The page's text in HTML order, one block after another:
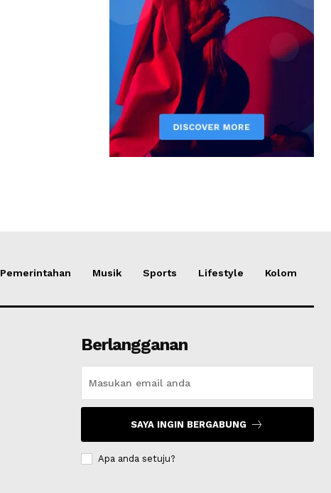
Pemerintahan Musik Sports Lifestyle Kolom
Berlangganan
SAYA INGIN BERGABUNG
Apa anda setuju?